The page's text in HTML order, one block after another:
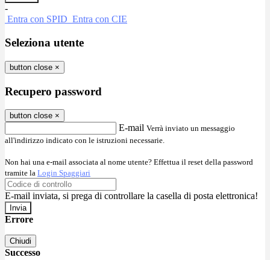
-
Entra con SPID Entra con CIE
Seleziona utente
button close ×
Recupero password
button close ×
E-mail Verrà inviato un messaggio
all'indirizzo indicato con le istruzioni necessarie.
Non hai una e-mail associata al nome utente? Effettua il reset della password
tramite la Login Spaggiari
E-mail inviata, si prega di controllare la casella di posta elettronica!
Errore
Chiudi
Successo